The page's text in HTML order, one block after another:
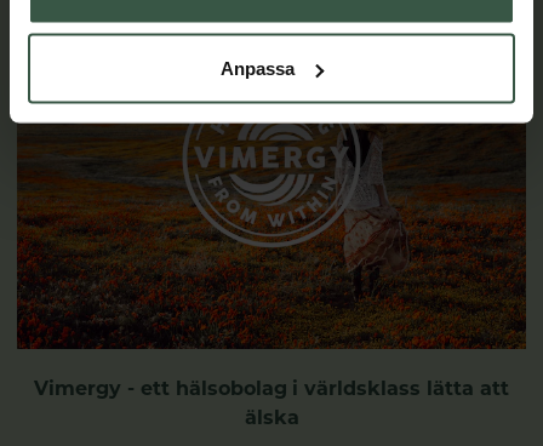
Anpassa
Vimergy - ett hälsobolag i världsklass lätta att
älska